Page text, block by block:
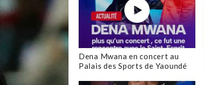
Dena Mwana en concert au
Palais des Sports de Yaoundé